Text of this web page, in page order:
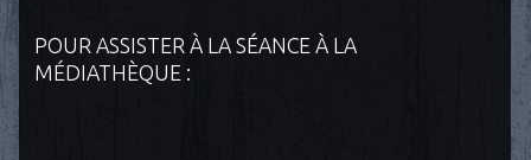
POUR ASSISTER À LA SÉANCE À LA
MÉDIATHÈQUE :